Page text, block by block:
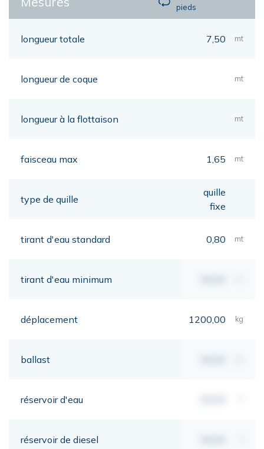
pieds
longueur totale 7,50 mt
longueur de coque mt
longueur à la flottaison mt
faisceau max 1,65 mt
type de quille
quille
fixe
tirant d'eau standard 0,80 mt
tirant d'eau minimum
déplacement 1200,00 kg
ballast
réservoir d'eau
réservoir de diesel